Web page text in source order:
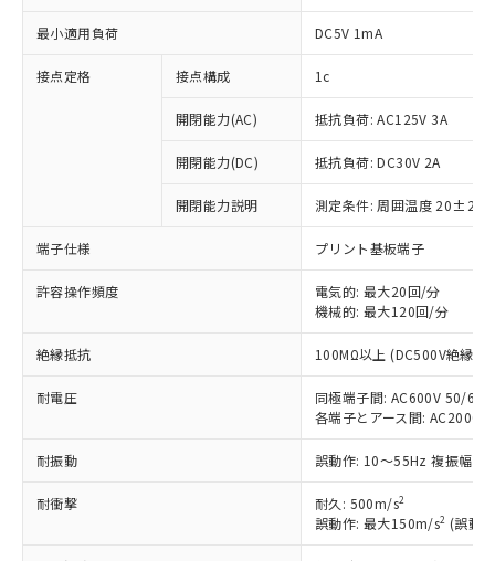
最小適用負荷 DC5V 1mA
接点定格 接点構成 1c
開閉能力(AC) 抵抗負荷: AC125V 3A
開閉能力(DC) 抵抗負荷: DC30V 2A
開閉能力説明 測定条件: 周囲温度 20±2℃
端子仕様 プリント基板端子
許容操作頻度
電気的: 最大20回/分
機械的: 最大120回/分
絶縁抵抗 100MΩ以上 (DC500V絶縁抵
耐電圧
同極端子間: AC600V 50/
各端子とアース間:
耐振動 誤動作: 10～55Hz 複振幅
耐衝撃 耐久: 500m/s2
誤動作: 最大150m/s2 (誤動
以下の条件をお読みいただき、同意のうえ
対応済み：EU RoHS指令（10物質）の
非含有に対応した製品が提供可能な商品で
対応予定：EU RoHS指令（10物質）の非含
有に対応した製品に切り替える予定のある
対応予定なし：EU RoHS指令（10物質）の
非含有に非対応の商品で、対応品を出す予